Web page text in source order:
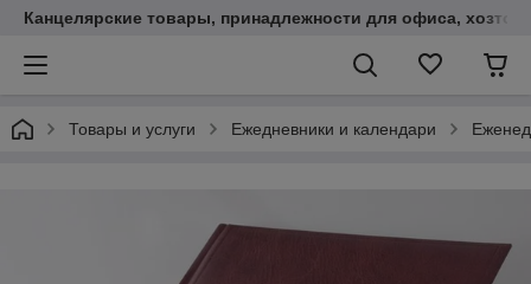
Канцелярские товары, принадлежности для офиса,
Товары и услуги Ежедневники и календари